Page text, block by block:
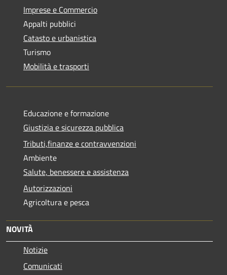
Imprese e Commercio
Appalti pubblici
Catasto e urbanistica
Turismo
Mobilità e trasporti
Educazione e formazione
Giustizia e sicurezza pubblica
Tributi,finanze e contravvenzioni
Ambiente
Salute, benessere e assistenza
Autorizzazioni
Agricoltura e pesca
NOVITÀ
Notizie
Comunicati